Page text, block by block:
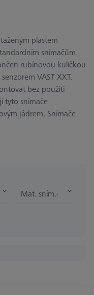
plastem
snímačům.
rubínovou kuličkou
VAST XXT.
bez použití
tyto snímače
jádrem. Snímače
Mat. sním.elementu